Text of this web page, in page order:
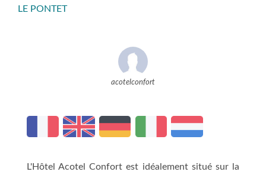
LE PONTET
acotelconfort
L'Hôtel Acotel Confort est idéalement situé sur la